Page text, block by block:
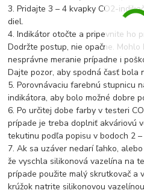
3. Pridajte 3 – 4 kvapky CO2-
diel.
4. Indikátor otočte a pripevnite ho
Dodržte postup, nie opačne.
nesprávne meranie prípadne i
Dajte pozor, aby spodná časť bola
5. Porovnávaciu farebnú stupnicu
indikátora, aby bolo možné dobre
6. Po určitej dobe farby v testeri
prípade je treba doplniť akváriovú
tekutinu podľa popisu v bodoch 2
7. Ak sa uzáver nedarí ľahko,
že vyschla silikonová vazelína na
prípade použite malý skrutkovač a
krúžok natrite silikonovou